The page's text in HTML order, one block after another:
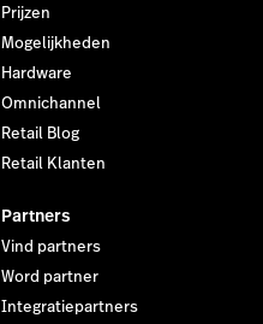
Prijzen
Mogelijkheden
Hardware
Omnichannel
Retail Blog
Retail Klanten
Partners
Vind partners
Word partner
Integratiepartners